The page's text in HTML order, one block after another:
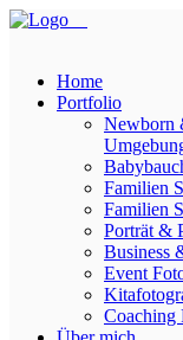
Home
Portfolio
Newborn
Familien
Familien
Porträt &
Business
Event
Coaching